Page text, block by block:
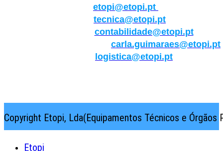
etopi@etopi.pt
tecnica@etopi.pt
contabilidade@etopi.pt
carla.guimaraes@etopi.pt
logistica@etopi.pt
Copyright Etopi, Lda(Equipamentos Técnicos e
Etopi